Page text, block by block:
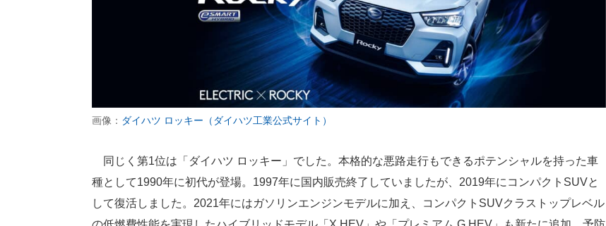
画像： ダイハツ ロッキー（ダイハツ工業公式サイト）
同じく第1位は「ダイハツ ロッキー」でした。本格的な悪路走行もできるポテンシャルを持った車
種として1990年に初代が登場。1997年に国内販売終了していましたが、2019年にコンパクトSUVと
して復活しました。2021年にはガソリンエンジンモデルに加え、コンパクトSUVクラストップレベル